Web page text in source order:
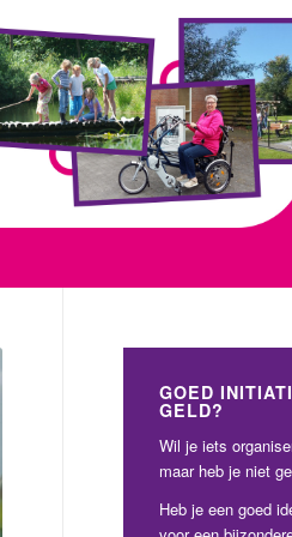
GOED
GELD?
Wil je iets
maar heb je niet
Heb je een goed